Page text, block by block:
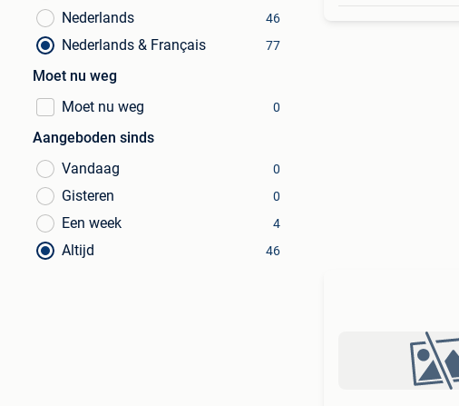
Nederlands 46
Nederlands & Français 77
Moet nu weg
Moet nu weg
0
Aangeboden sinds
Vandaag
0
Gisteren 0
Een week 4
Altijd 46